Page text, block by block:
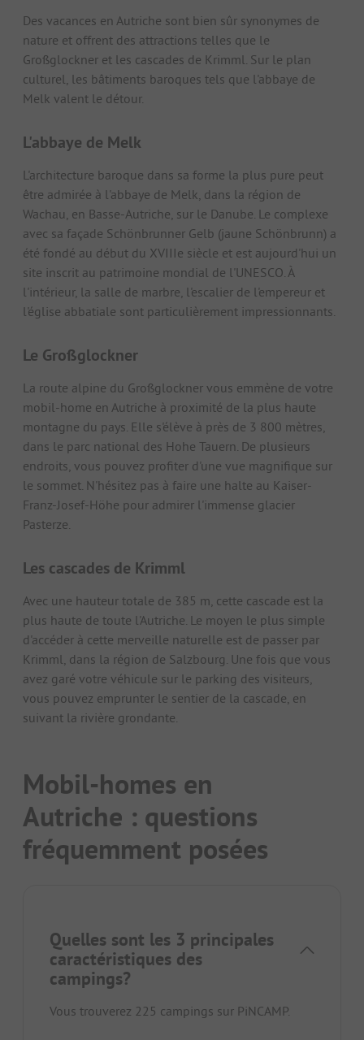
Des vacances en Autriche sont bien sûr synonymes de
nature et offrent des attractions telles que le
Großglockner et les cascades de Krimml. Sur le plan
culturel, les bâtiments baroques tels que l'abbaye de
Melk valent le détour.
L'abbaye de Melk
L'architecture baroque dans sa forme la plus pure peut
être admirée à l'abbaye de Melk, dans la région de
Wachau, en Basse-Autriche, sur le Danube. Le complexe
avec sa façade Schönbrunner Gelb (jaune Schönbrunn) a
été fondé au début du XVIIIe siècle et est aujourd'hui un
site inscrit au patrimoine mondial de l'UNESCO. À
l'intérieur, la salle de marbre, l'escalier de l'empereur et
l'église abbatiale sont particulièrement impressionnants.
Le Großglockner
La route alpine du Großglockner vous emmène de votre
mobil-home en Autriche à proximité de la plus haute
montagne du pays. Elle s'élève à près de 3 800 mètres,
dans le parc national des Hohe Tauern. De plusieurs
endroits, vous pouvez profiter d'une vue magnifique sur
le sommet. N'hésitez pas à faire une halte au Kaiser-
Franz-Josef-Höhe pour admirer l'immense glacier
Pasterze.
Les cascades de Krimml
Avec une hauteur totale de 385 m, cette cascade est la
plus haute de toute l'Autriche. Le moyen le plus simple
d'accéder à cette merveille naturelle est de passer par
Krimml, dans la région de Salzbourg. Une fois que vous
avez garé votre véhicule sur le parking des visiteurs,
vous pouvez emprunter le sentier de la cascade, en
suivant la rivière grondante.
Mobil-homes en
Autriche : questions
fréquemment posées
Quelles sont les 3 principales
caractéristiques des
campings?
Vous trouverez 225 campings sur PiNCAMP.